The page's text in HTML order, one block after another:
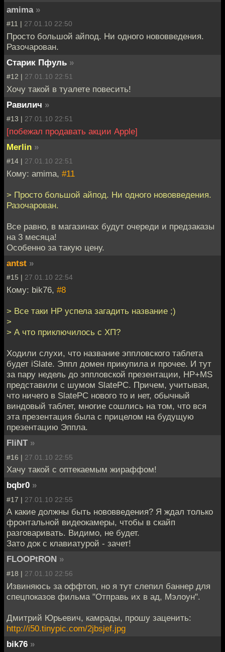
amima »
#11 | 27.01.10 22:50
Просто большой айпод. Ни одного нововведения.
Разочарован.
Старик Пфуль »
#12 | 27.01.10 22:51
Хочу такой в туалете повесить!
Равилич »
#13 | 27.01.10 22:51
[побежал продавать акции Apple]
Merlin »
#14 | 27.01.10 22:51
Кому: amima, #11
> Просто большой айпод. Ни одного нововведения.
Разочарован.
Все равно, в магазинах будут очереди и предзаказы
на 3 месяца!
Особенно за такую цену.
antst »
#15 | 27.01.10 22:54
Кому: bik76, #8
> Все таки HP успела загадить название ;)
>
> А что приключилось с ХП?
Ходили слухи, что название эппловского таблета
будет iSlate. Эппл домен прикупила и прочее. И тут
за пару недель до эппловской презентации, HP+MS
представили с шумом SlatePC. Причем, учитывая,
что ничего в SlatePC нового то и нет, обычный
виндовый таблет, многие сошлись на том, что вся
эта презентация была с прицелом на будущую
презентацию Эппла.
FliNT »
#16 | 27.01.10 22:55
Хачу такой с оптекаемым жираффом!
bqbr0 »
#17 | 27.01.10 22:55
А какие должны быть нововведения? Я ждал только
фронтальной видеокамеры, чтобы в скайп
разговаривать. Видимо, не будет.
Зато док с клавиатурой - зачет!
FLOOPtRON »
#18 | 27.01.10 22:56
Извиняюсь за оффтоп, но я тут слепил баннер для
спецпоказов фильма "Отправь их в ад, Мэлоун".
Дмитрий Юрьевич, камрады, прошу заценить:
http://i50.tinypic.com/2jbsjef.jpg
bik76 »